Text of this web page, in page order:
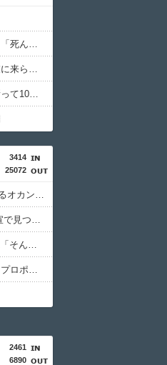
【九州名物】鶏刺し食べた医師、全身麻痺へ…「死んだほうが良かったと思っていた」
【動画】移民受け入れ派のパヨおば、自分の家に来られたら全力で拒否るｗｗｗｗｗｗｗｗｗｗ
【悲報】韓国人「え待って、何で日本の避難所って10年前と同レベルなの(ドン引き
3414
25072
【画像】白石麻衣さん(34)、高校生の息子がいるオカンみたいになってしまう
????悲報????リアルみいちゃん、共産党の街宣で見つかる（※画像あり）
8/22開催「琵琶湖三市同時花火大会」、市公式「そんな花火大会は存在しない」→ SNS阿鼻叫喚
【画像】長良花火大会、AIレベルの綺麗すぎるプロポーズ花火が打ち上がる㊗????
2461
6890